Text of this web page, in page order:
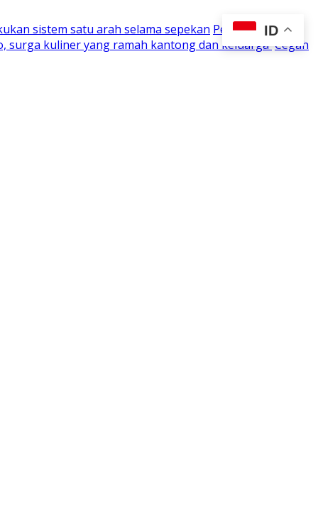
sistem satu arah selama sepekan Perjuangan 15
surga kuliner yang ramah kantong dan keluargaCegah
ID